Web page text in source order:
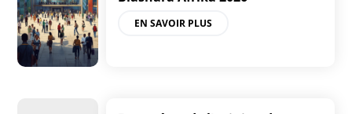
EN SAVOIR PLUS